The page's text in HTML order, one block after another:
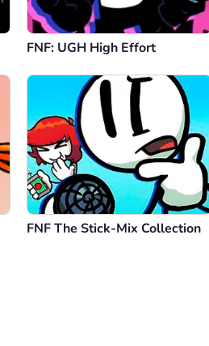
FNF: UGH High Effort
FNF The Stick-Mix Collection